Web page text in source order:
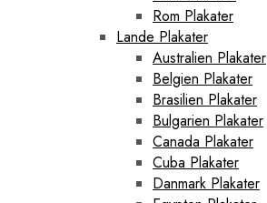
Rom Plakater
Lande Plakater
Australien Plakater
Belgien Plakater
Brasilien Plakater
Bulgarien Plakater
Canada Plakater
Cuba Plakater
Danmark Plakater